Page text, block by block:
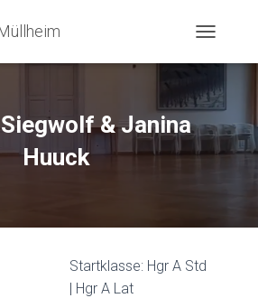
A
I
G
A
C
& Janina
Huuck
Startklasse: Hgr A Std
| Hgr A Lat